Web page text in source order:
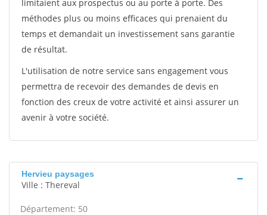
limitaient aux prospectus ou au porte à porte. Des
méthodes plus ou moins efficaces qui prenaient du
temps et demandait un investissement sans garantie
de résultat.
L'utilisation de notre service sans engagement vous
permettra de recevoir des demandes de devis en
fonction des creux de votre activité et ainsi assurer un
avenir à votre société.
Hervieu paysages
Ville : Thereval
Département: 50